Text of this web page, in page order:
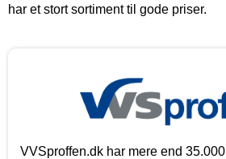
har et stort sortiment til gode priser.
VVSproffen.dk har mere end